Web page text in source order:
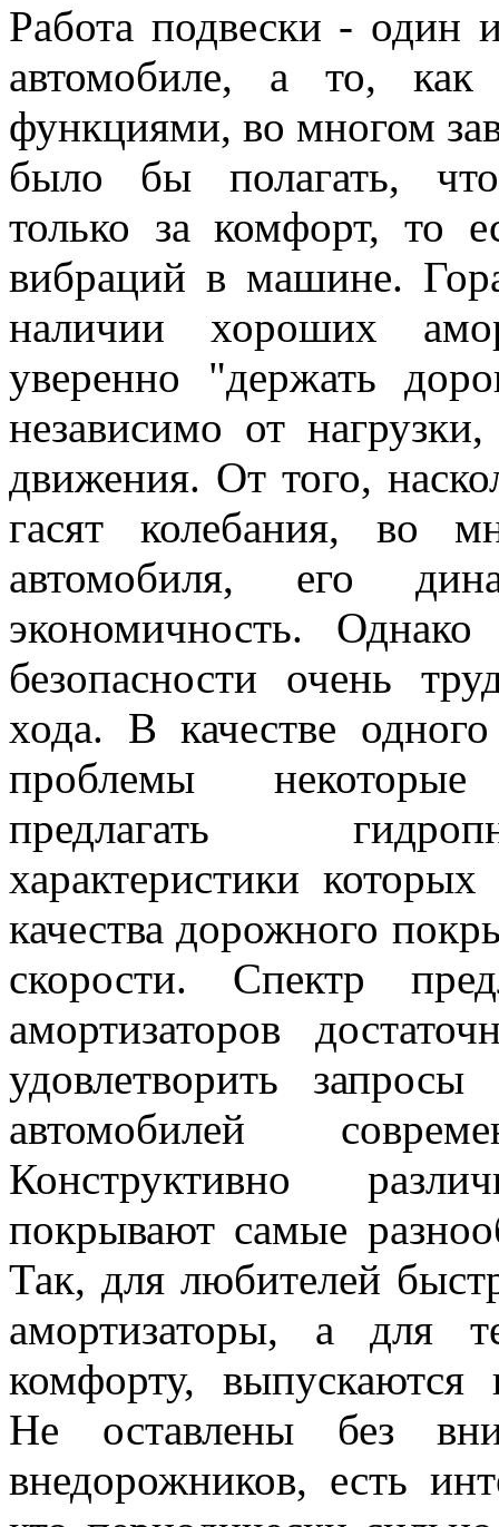
Работа подвески - один
автомобиле, а то, как
функциями, во многом
было бы полагать, что
только за комфорт, то
вибраций в машине.
наличии хороших
уверенно "держать
независимо от
движения. От того,
гасят колебания, во
автомобиля, его
экономичность.
безопасности очень
хода. В качестве
проблемы некоторые
предлагать
характеристики
качества дорожного
скорости. Спектр
амортизаторов
удовлетворить запросы
автомобилей
Конструктивно
покрывают самые
Так, для любителей
амортизаторы, а для
комфорту, выпускаются
Не оставлены без
внедорожников, есть